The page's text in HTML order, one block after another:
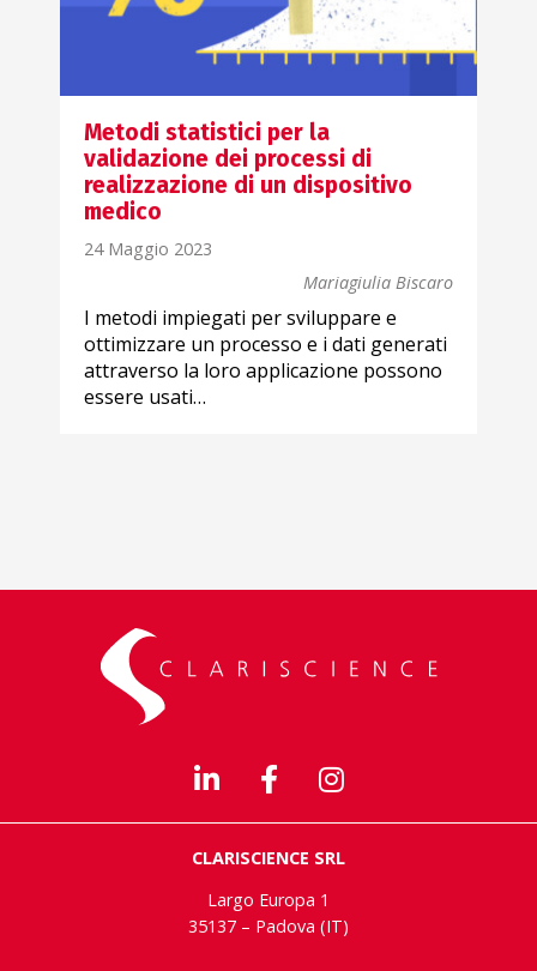
Metodi statistici per la
validazione dei processi di
realizzazione di un dispositivo
medico
24 Maggio 2023
Mariagiulia Biscaro
I metodi impiegati per sviluppare e
ottimizzare un processo e i dati generati
attraverso la loro applicazione possono
essere usati…
CLARISCIENCE SRL
Largo Europa 1
35137 – Padova (IT)